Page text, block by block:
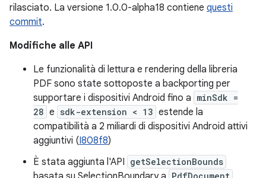
rilasciato. La versione 1.0.0-alpha18 contiene questi
commit.
Modifiche alle API
Le funzionalità di lettura e rendering della libreria
PDF sono state sottoposte a backporting per
supportare i dispositivi Android fino a minSdk =
28 e sdk-extension < 13 estende la
compatibilità a 2 miliardi di dispositivi Android attivi
aggiuntivi (I808f8)
È stata aggiunta l'API getSelectionBounds